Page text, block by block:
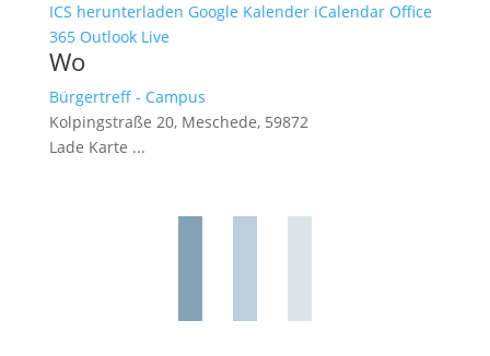
ICS herunterladen Google Kalender iCalendar Office
365 Outlook Live
Wo
Bürgertreff - Campus
Kolpingstraße 20, Meschede, 59872
Lade Karte ...